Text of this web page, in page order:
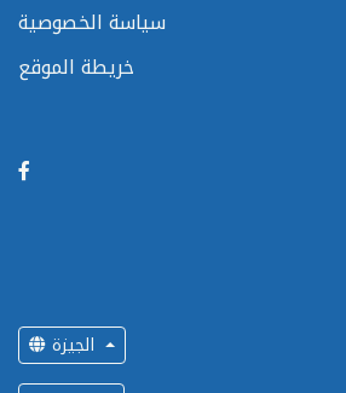
سياسة الخصوصية
خريطة الموقع